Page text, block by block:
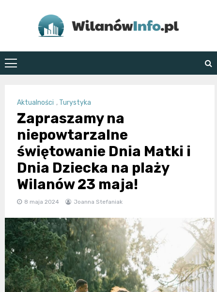
WilanówInfo.pl
Aktualności , Turystyka
Zapraszamy na
niepowtarzalne
świętowanie Dnia Matki i
Dnia Dziecka na plaży
Wilanów 23 maja!
8 maja 2024 Joanna Stefaniak